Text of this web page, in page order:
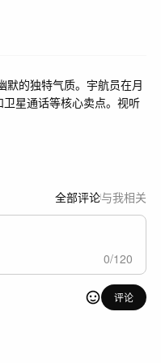
的独特气质。宇航员在月
星通话等核心卖点。视听
全部评论与我相关
0/120
评论